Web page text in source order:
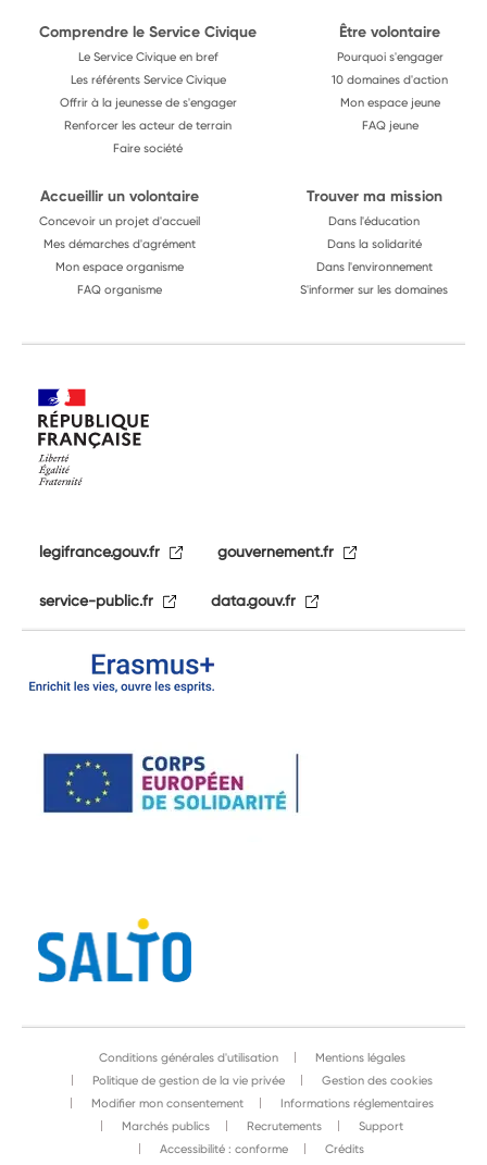
Comprendre le Service Civique
Le Service Civique en bref
Les référents Service Civique
Offrir à la jeunesse de s'engager
Renforcer les acteur de terrain
Faire société
Être volontaire
Pourquoi s'engager
10 domaines d'action
Mon espace jeune
FAQ jeune
Accueillir un volontaire
Concevoir un projet d'accueil
Mes démarches d'agrément
Mon espace organisme
FAQ organisme
Trouver ma mission
Dans l'éducation
Dans la solidarité
Dans l'environnement
S'informer sur les domaines
legifrance.gouv.fr gouvernement.fr
service-public.fr data.gouv.fr
Conditions générales d'utilisation
Mentions légales
Politique de gestion de la vie privée
Gestion des cookies
Modifier mon consentement
Informations réglementaires
Marchés publics
Recrutements
Support
Accessibilité : conforme
Crédits